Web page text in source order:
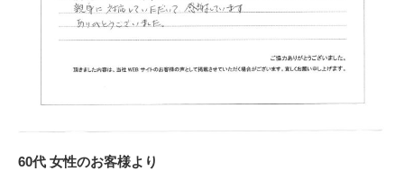
60代 女性のお客様より